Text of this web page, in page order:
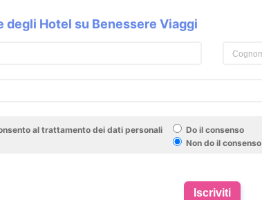
Hotel su Benessere Viaggi
al trattamento dei dati personali
Do il consenso
Non do il consenso
Iscriviti